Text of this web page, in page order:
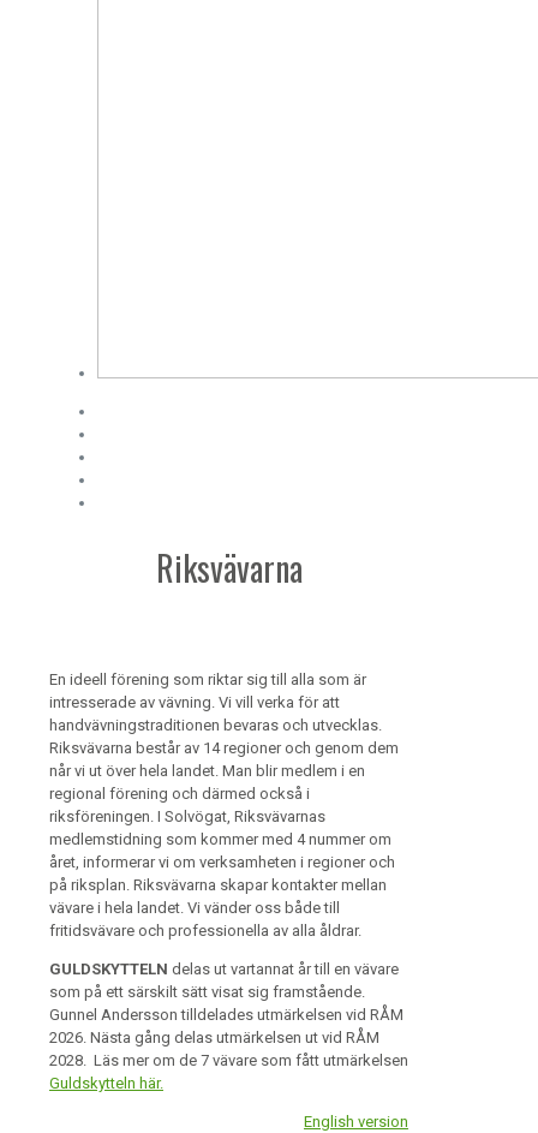
Riksvävarna
En ideell förening som riktar sig till alla som är
intresserade av vävning. Vi vill verka för att
handvävningstraditionen bevaras och utvecklas.
Riksvävarna består av 14 regioner och genom dem
når vi ut över hela landet. Man blir medlem i en
regional förening och därmed också i
riksföreningen. I Solvögat, Riksvävarnas
medlemstidning som kommer med 4 nummer om
året, informerar vi om verksamheten i regioner och
på riksplan. Riksvävarna skapar kontakter mellan
vävare i hela landet. Vi vänder oss både till
fritidsvävare och professionella av alla åldrar.
GULDSKYTTELN delas ut vartannat år till en vävare
som på ett särskilt sätt visat sig framstående.
Gunnel Andersson tilldelades utmärkelsen vid RÅM
2026. Nästa gång delas utmärkelsen ut vid RÅM
2028. Läs mer om de 7 vävare som fått utmärkelsen
Guldskytteln här.
English version